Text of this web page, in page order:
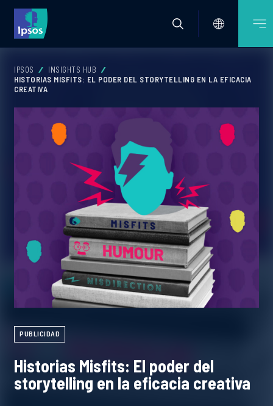
IPSOS
INSIGHTS HUB
HISTORIAS MISFITS: EL PODER DEL STORYTELLING EN LA EFICACIA
CREATIVA
PUBLICIDAD
Historias Misfits: El poder del
storytelling en la eficacia creativa